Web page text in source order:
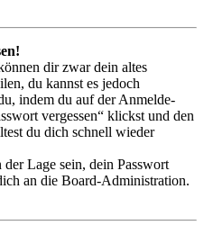
dir zwar dein altes
du kannst es jedoch
indem du auf der Anmelde-
vergessen“ klickst und den
du dich schnell wieder
Lage sein, dein Passwort
an die Board-Administration.